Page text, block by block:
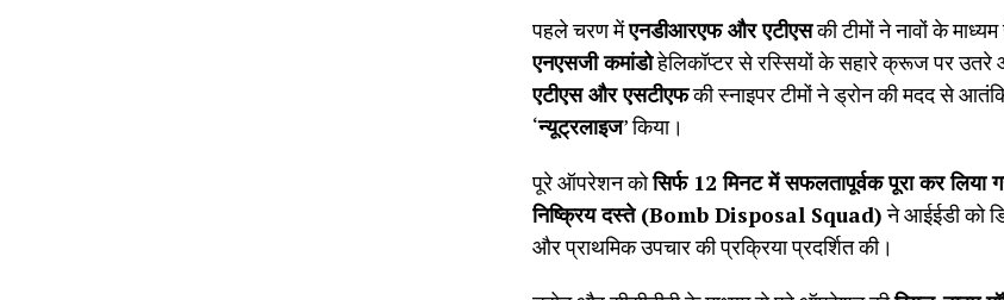
पहले चरण मेंएनडीआरएफ और एटीएसकी टीमों ने नावों के
एनएसजी कमांडोहेलिकॉप्टर से रस्सियों के सहारे क्रूज पर उतरे
एटीएस और एसटीएफकी स्नाइपर टीमों ने ड्रोन की मदद से
‘न्यूट्रलाइज’ किया।
पूरे ऑपरेशन कोसिर्फ 12 मिनट में सफलतापूर्वक पूरा कर लिया
निष्क्रिय दस्ते (Bomb Disposal Squad)ने आईईडी को
और प्राथमिक उपचार की प्रक्रिया प्रदर्शित की।